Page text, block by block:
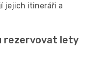
jejich itineráři a
rezervovat lety